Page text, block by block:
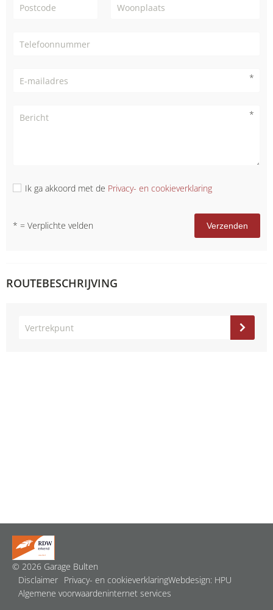
Ik ga akkoord met de Privacy- en cookieverklaring
* = Verplichte velden
ROUTEBESCHRIJVING
© 2026 Garage Bulten
Disclaimer Privacy- en cookieverklaring
Algemene voorwaarden
Webdesign: HPU
internet services